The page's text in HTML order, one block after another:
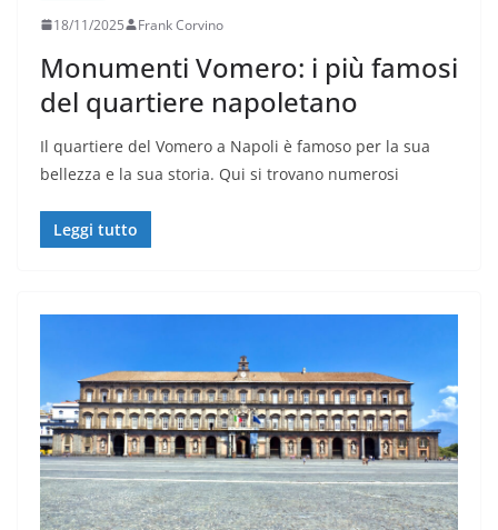
18/11/2025 Frank Corvino
Monumenti Vomero: i più famosi
del quartiere napoletano
Il quartiere del Vomero a Napoli è famoso per la sua
bellezza e la sua storia. Qui si trovano numerosi
Leggi tutto